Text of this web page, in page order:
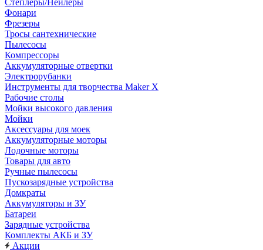
Степлеры/Нейлеры
Фонари
Фрезеры
Тросы сантехнические
Пылесосы
Компрессоры
Аккумуляторные отвертки
Электрорубанки
Инструменты для творчества Maker X
Рабочие столы
Мойки высокого давления
Мойки
Аксессуары для моек
Аккумуляторные моторы
Лодочные моторы
Товары для авто
Ручные пылесосы
Пускозарядные устройства
Домкраты
Аккумуляторы и ЗУ
Батареи
Зарядные устройства
Комплекты АКБ и ЗУ
Акции